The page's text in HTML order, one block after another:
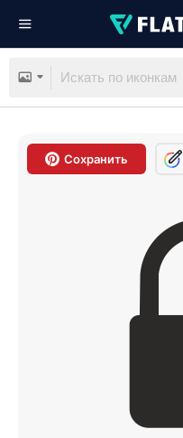
Сохранить